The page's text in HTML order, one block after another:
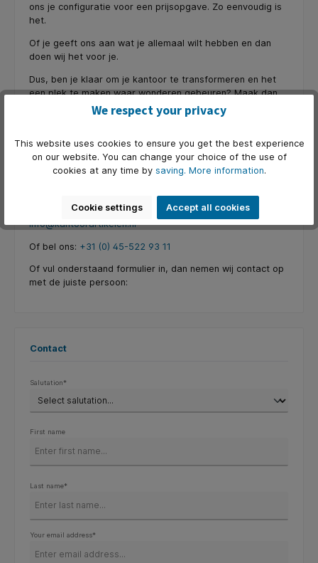
ons je configuratie voor een prijsopgave. Zo eenvoudig is
het.
Of je geeft ons aan wat je allemaal wilt hebben en dan
doen wij het voor je.
Dus, ben je klaar om je kantoor te transformeren en het
een plek te maken waar wonderen gebeuren? Maak dan
kennis met TALO.YOU en ontdek wat echt samenwerken
Kies voor kwaliteit, kies voor K&N bij kantoorartikelen.nl.
https://www.koenig-neurath.com/nl/producten/tafels/talo-
info@kantoorartikelen.nl
Of bel ons: +31 (0) 45-522 93 11
Of vul onderstaand formulier in, dan nemen wij contact op
met de juiste persoon:
Contact
Salutation*
First name
Last name*
Your email address*
We respect your privacy
This website uses cookies to ensure you get the best experience
on our website. You can change your choice of the use of
cookies at any time by saving. More information.
Cookie settings Accept all cookies